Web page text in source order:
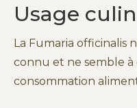
Usage
La Fumaria officinalis
connu et ne semble à
consommation